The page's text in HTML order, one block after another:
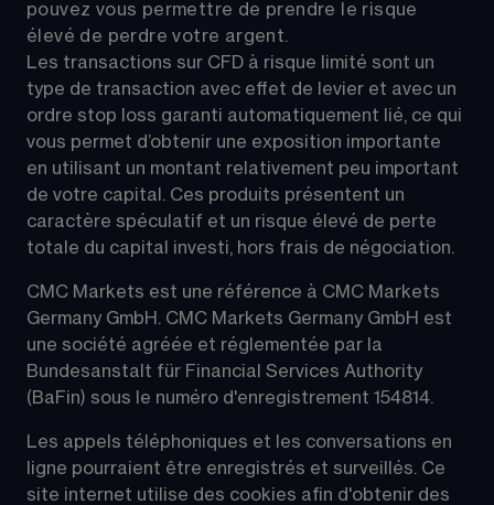
pouvez vous permettre de prendre le risque
élevé de perdre votre argent.
Les transactions sur CFD à risque limité sont un
type de transaction avec effet de levier et avec un
ordre stop loss garanti automatiquement lié, ce qui
vous permet d’obtenir une exposition importante
en utilisant un montant relativement peu important
de votre capital. Ces produits présentent un
caractère spéculatif et un risque élevé de perte
totale du capital investi, hors frais de négociation.
CMC Markets est une référence à CMC Markets
Germany GmbH. CMC Markets Germany GmbH est
une société agréée et réglementée par la
Bundesanstalt für Financial Services Authority
(BaFin) sous le numéro d'enregistrement 154814.
Les appels téléphoniques et les conversations en
ligne pourraient être enregistrés et surveillés. Ce
site internet utilise des cookies afin d'obtenir des